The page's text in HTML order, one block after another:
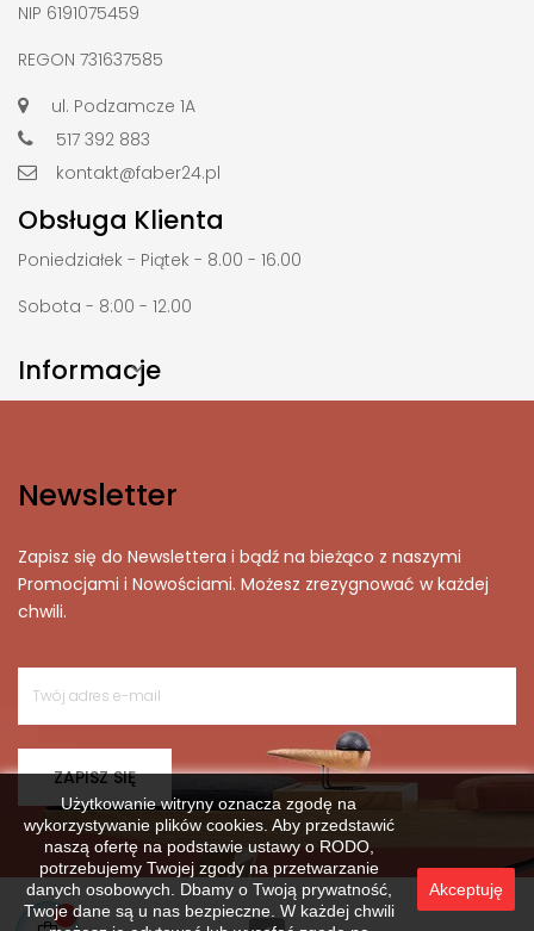
NIP 6191075459
REGON 731637585
ul. Podzamcze 1A
517 392 883
kontakt@faber24.pl
Obsługa Klienta
Poniedziałek - Piątek - 8.00 - 16.00
Sobota - 8:00 - 12.00
Informacje

Newsletter
Zapisz się do Newslettera i bądź na bieżąco z naszymi
Promocjami i Nowościami. Możesz zrezygnować w każdej
chwili.
ZAPISZ SIĘ
Użytkowanie witryny oznacza zgodę na
wykorzystywanie plików cookies. Aby przedstawić
naszą ofertę na podstawie ustawy o RODO,
potrzebujemy Twojej zgody na przetwarzanie
danych osobowych. Dbamy o Twoją prywatność,
Twoje dane są u nas bezpieczne. W każdej chwili
Akceptuję